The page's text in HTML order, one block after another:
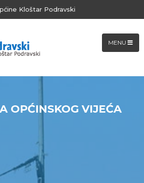
Kloštar Podravski
MENU
OPĆINSKOG VIJEĆA